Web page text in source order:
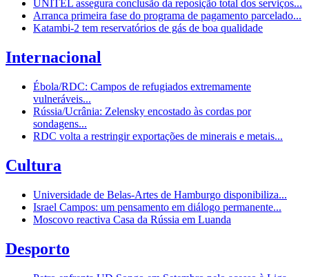
UNITEL assegura conclusão da reposição total dos serviços...
Arranca primeira fase do programa de pagamento parcelado...
Katambi-2 tem reservatórios de gás de boa qualidade
Internacional
Ébola/RDC: Campos de refugiados extremamente
vulneráveis...
Rússia/Ucrânia: Zelensky encostado às cordas por
sondagens...
RDC volta a restringir exportações de minerais e metais...
Cultura
Universidade de Belas-Artes de Hamburgo disponibiliza...
Israel Campos: um pensamento em diálogo permanente...
Moscovo reactiva Casa da Rússia em Luanda
Desporto